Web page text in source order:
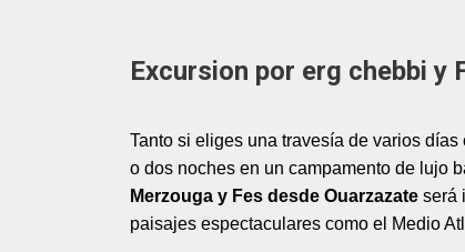
Excursion por erg chebbi y
Tanto si eliges una travesía de varios
o dos noches en un campamento de lujo
Merzouga y Fes desde Ouarzazate será
paisajes espectaculares como el Medio